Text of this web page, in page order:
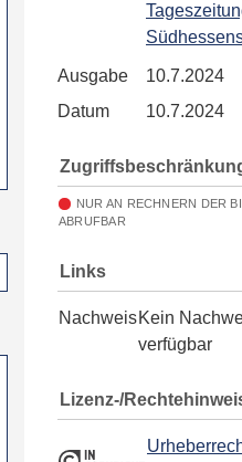
Ausgabe
10.7.2024
Datum
10.7.2024
NUR AN RECHNERN DER
ABRUFBAR
Links
NachweisKein
verfügbar
Lizenz-/